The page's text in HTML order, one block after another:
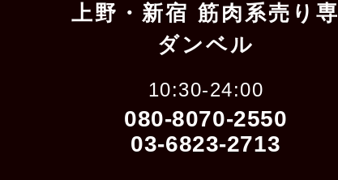
上野・新宿 筋肉系売り専
ダンベル
10:30-24:00
080-8070-2550
03-6823-2713